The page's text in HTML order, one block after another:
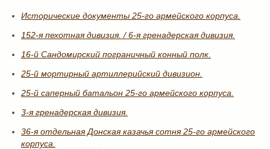
Исторические документы 25-го армейского корпуса.
152-я пехотная дивизия. / 6-я гренадерская дивизия.
16-й Сандомирский пограничный конный полк.
25-й мортирный артиллерийский дивизион.
25-й саперный батальон 25-го армейского корпуса.
3-я гренадерская дивизия.
36-я отдельная Донская казачья сотня 25-го армейского
корпуса.